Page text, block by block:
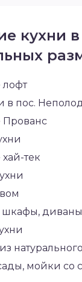
кухни
лофт
в пос.
Прованс
тек
шкафы, диваны
мойки со